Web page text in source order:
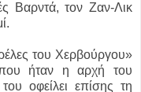
Βαρντά, τον Ζαν-Λικ
του Χερβούργου»
ήταν η αρχή του
οφείλει επίσης τη